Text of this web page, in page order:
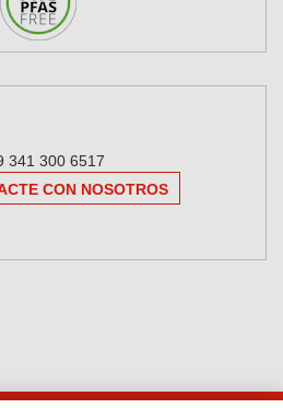
341 300 6517
CON NOSOTROS